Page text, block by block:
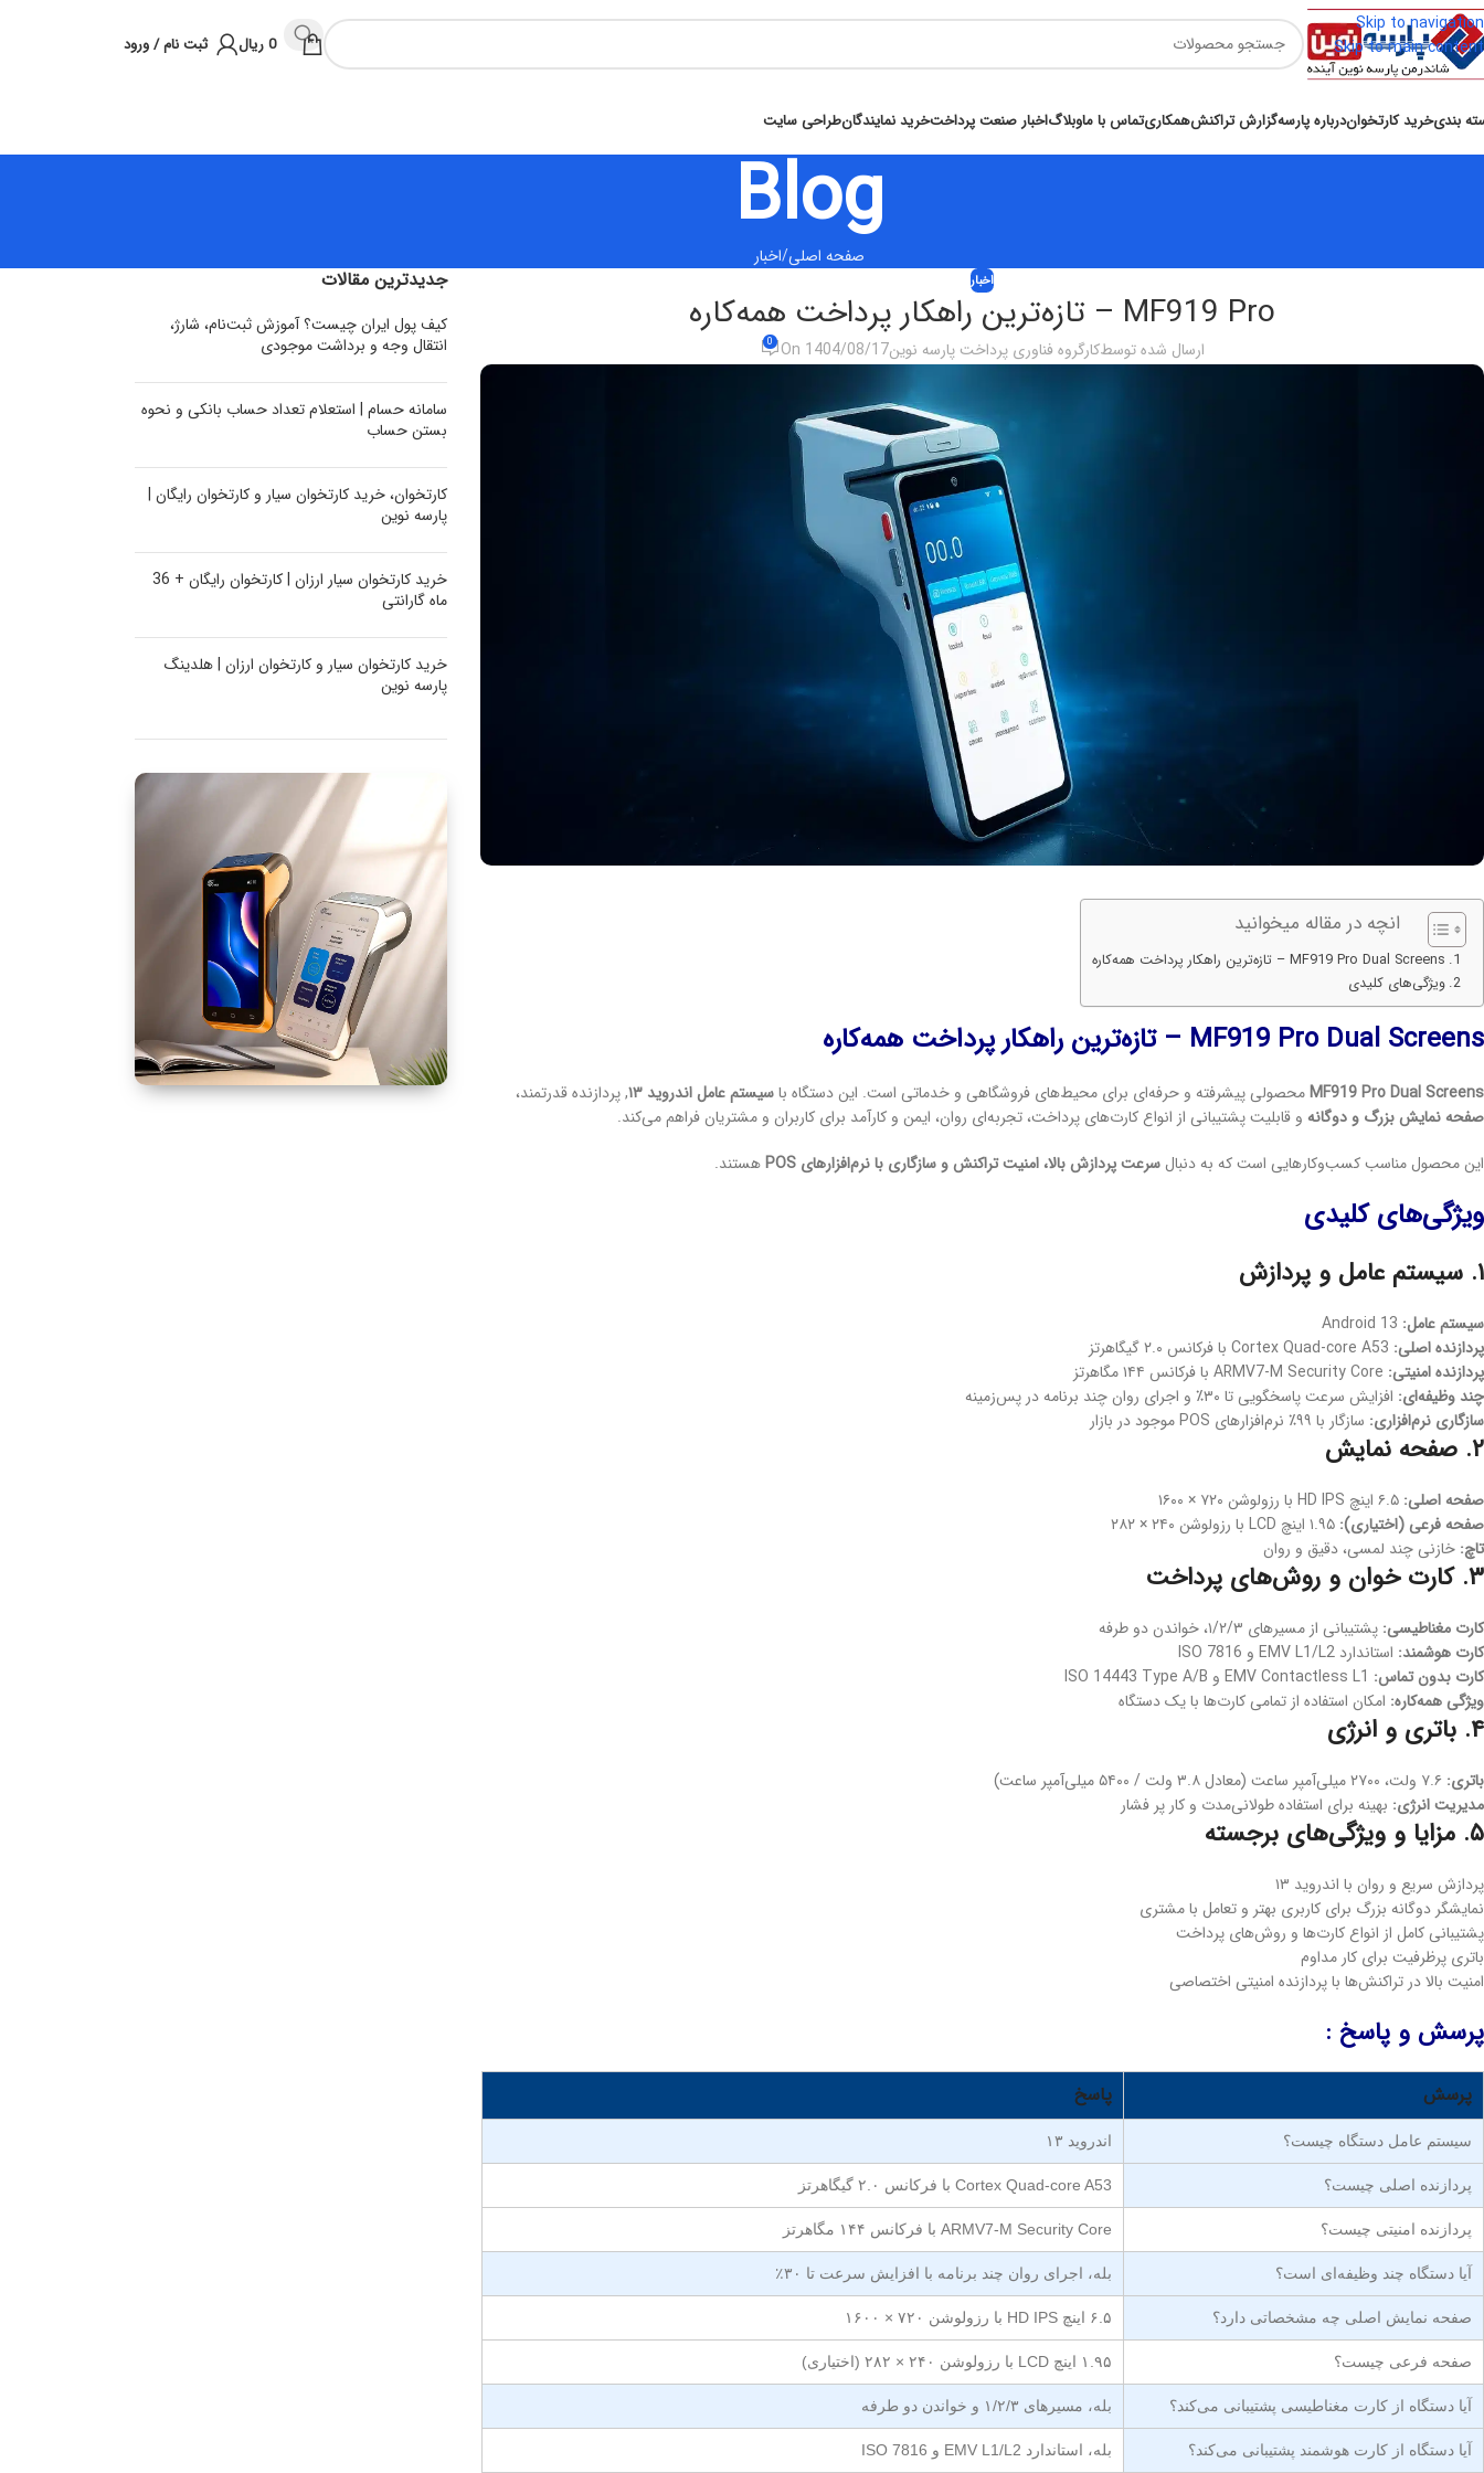
Skip to navigation
Skip to main content
0ریال ثبت نام / ورود
بندیخرید کارتخواندرباره پارسهگزارش تراکنشهمکاریتماس با ماوبلاگاخبار صنعت پرداختخرید نمایندگانطراحی سایت
Blog
صفحه اصلی اخبار
اخبار
MF919 Pro – تازه‌ترین راهکار پرداخت همه‌کاره
ارسال شده توسطکارگروه فناوری پرداخت پارسه نوینOn 1404/08/17
0
انچه در مقاله میخوانید
MF919 Pro Dual Screens – تازه‌ترین راهکار پرداخت همه‌کاره
ویژگی‌های کلیدی
MF919 Pro Dual Screens – تازه‌ترین راهکار پرداخت همه‌کاره
MF919 Pro Dual Screensمحصولی پیشرفته و حرفه‌ای برای محیط‌های فروشگاهی و خدماتی است. این دستگاه باسیستم عامل اندروید ۱۳
, پردازنده قدرتمند،
صفحه نمایش بزرگ و دوگانه و قابلیت پشتیبانی از انواع کارت‌های پرداخت، تجربه‌ای روان، ایمن و کارآمد برای کاربران و مشتریان فراهم می‌کند.
این محصول مناسب کسب‌وکارهایی است که به دنبال سرعت پردازش بالا، امنیت تراکنش و سازگاری با نرم‌افزارهای POS هستند.
ویژگی‌های کلیدی
۱. سیستم عامل و پردازش
سیستم عامل:
پردازنده اصلی:
پردازنده امنیتی:
چند وظیفه‌ای: افزایش سرعت پاسخگویی تا ۳۰٪ و اجرای روان چند برنامه در پس‌زمینه
سازگاری نرم‌افزاری: سازگار با ۹۹٪ نرم‌افزارهای POS موجود در بازار
۲. صفحه نمایش
صفحه اصلی:
صفحه فرعی (اختیاری):
تاچ: خازنی چند لمسی، دقیق و روان
۳. کارت خوان و روش‌های پرداخت
کارت مغناطیسی: پشتیبانی از مسیرهای ۱/۲/۳، خواندن دو طرفه
کارت هوشمند: استاندارد EMV L1/L2 و ISO 7816
کارت بدون تماس:
ویژگی همه‌کاره: امکان استفاده از تمامی کارت‌ها با یک دستگاه
۴. باتری و انرژی
باتری:
مدیریت انرژی: بهینه برای استفاده طولانی‌مدت و کار پر فشار
۵. مزایا و ویژگی‌های برجسته
پردازش سریع و روان با اندروید ۱۳
نمایشگر دوگانه بزرگ برای کاربری بهتر و تعامل با مشتری
پشتیبانی کامل از انواع کارت‌ها و روش‌های پرداخت
باتری پرظرفیت برای کار مداوم
امنیت بالا در تراکنش‌ها با پردازنده امنیتی اختصاصی
پرسش و پاسخ :
پرسش پاسخ
سیستم عامل دستگاه چیست؟ اندروید ۱۳
پردازنده اصلی چیست؟ Cortex Quad-core A53 با فرکانس ۲.۰ گیگاهرتز
پردازنده امنیتی چیست؟ ARMV7-M Security Core با فرکانس ۱۴۴ مگاهرتز
آیا دستگاه چند وظیفه‌ای است؟ بله، اجرای روان چند برنامه با افزایش سرعت تا ۳۰٪
صفحه نمایش اصلی چه مشخصاتی دارد؟ ۶.۵ اینچ HD IPS با رزولوشن ۷۲۰ × ۱۶۰۰
صفحه فرعی چیست؟ ۱.۹۵ اینچ LCD با رزولوشن ۲۴۰ × ۲۸۲ (اختیاری)
آیا دستگاه از کارت مغناطیسی پشتیبانی می‌کند؟ بله، مسیرهای ۱/۲/۳ و خواندن دو طرفه
آیا دستگاه از کارت هوشمند پشتیبانی می‌کند؟ بله، استاندارد EMV L1/L2 و ISO 7816
جدیدترین مقالات
کیف پول ایران چیست؟ آموزش ثبت‌نام، شارژ،
انتقال وجه و برداشت موجودی
سامانه حسام | استعلام تعداد حساب بانکی و نحوه
بستن حساب
کارتخوان، خرید کارتخوان سیار و کارتخوان رایگان |
پارسه نوین
خرید کارتخوان سیار ارزان | کارتخوان رایگان + 36
ماه گارانتی
خرید کارتخوان سیار و کارتخوان ارزان | هلدینگ
پارسه نوین